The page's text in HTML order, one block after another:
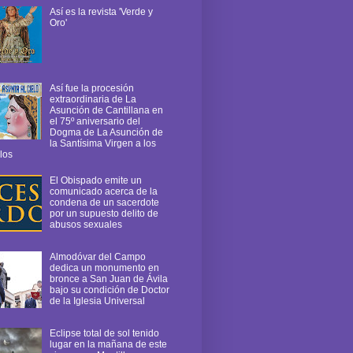
Así es la revista 'Verde y
Oro'
Así fue la procesión
extraordinaria de La
Asunción de Cantillana en
el 75º aniversario del
Dogma de La Asunción de
la Santísima Virgen a los
El Obispado emite un
comunicado acerca de la
condena de un sacerdote
por un supuesto delito de
abusos sexuales
Almodóvar del Campo
dedica un monumento en
bronce a San Juan de Ávila
bajo su condición de Doctor
de la Iglesia Universal
Eclipse total de sol tenido
lugar en la mañana de este